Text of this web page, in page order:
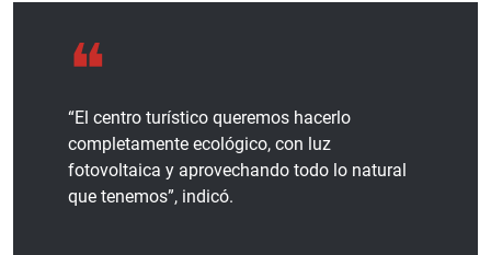
“El centro turístico queremos hacerlo
completamente ecológico, con luz
fotovoltaica y aprovechando todo lo natural
que tenemos”, indicó.